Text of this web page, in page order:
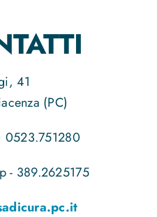
41
(PC)
0523.751280
- 389.2625175